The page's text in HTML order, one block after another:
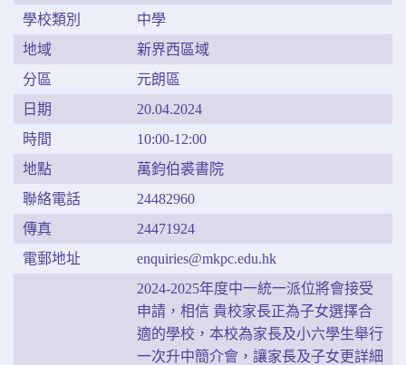
學校類別
中學
地域
新界西區域
分區
元朗區
日期
20.04.2024
時間
10:00-12:00
地點
萬鈞伯裘書院
聯絡電話
24482960
傳真
24471924
電郵地址
enquiries@mkpc.edu.hk
2024-2025年度中一統一派位將會接受
申請，相信 貴校家長正為子女選擇合
適的學校，本校為家長及小六學生舉行
一次升中簡介會，讓家長及子女更詳細